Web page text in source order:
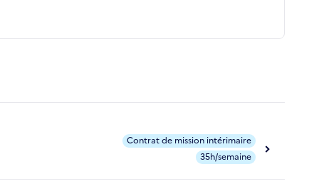
Contrat de mission intérimaire
35h/semaine